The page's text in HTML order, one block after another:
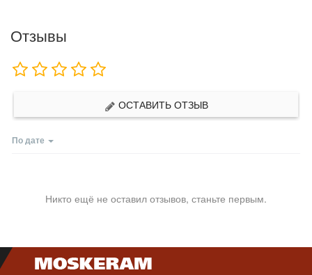
Отзывы
ОСТАВИТЬ ОТЗЫВ
По дате
Никто ещё не оставил отзывов, станьте первым.